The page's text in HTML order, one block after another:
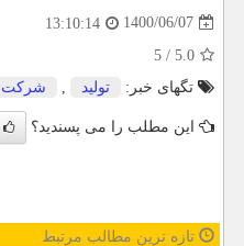
1400/06/07
13:10:14
5.0
/
5
تگهای خبر:
تولید شركت
این مطلب را می پسندید؟
تازه ترین مطالب مرتبط